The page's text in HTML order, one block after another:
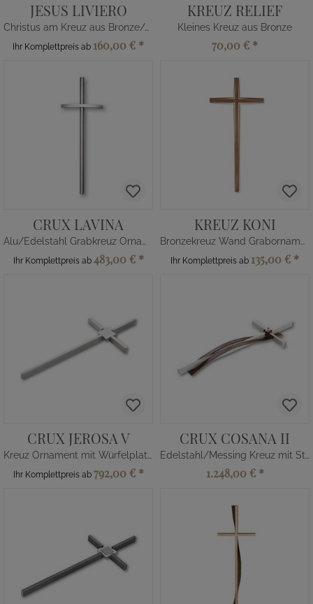
JESUS LIVIERO
Christus am Kreuz aus Bronze/Alu
Ihr Komplettpreis ab 160,00 € *
KREUZ RELIEF
Kleines Kreuz aus Bronze
70,00 € *
CRUX LAVINA
Alu/Edelstahl Grabkreuz Ornament
Ihr Komplettpreis ab 483,00 € *
KREUZ KONI
Bronzekreuz Wand Grabornament
Ihr Komplettpreis ab 135,00 € *
CRUX JEROSA V
Kreuz Ornament mit Würfelplatte
Ihr Komplettpreis ab 792,00 € *
CRUX COSANA II
Edelstahl/Messing Kreuz mit Strass
1.248,00 € *